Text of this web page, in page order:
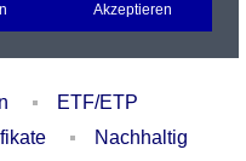
Portfolio Login
ETF/ETP
Nachhaltig
Akzeptieren